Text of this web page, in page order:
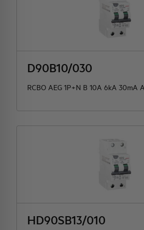
D90B10/030
RCBO AEG 1P+N B 10A 6kA 30mA
HD90SB13/010